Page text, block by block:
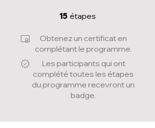
15 étapes
Obtenez un certificat en
complétant le programme.
Les participants qui ont
complété toutes les étapes
du programme recevront un
badge.